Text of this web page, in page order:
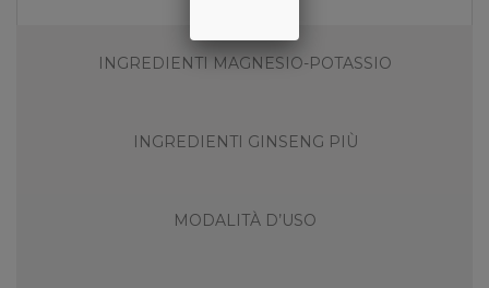
INGREDIENTI MAGNESIO-POTASSIO
INGREDIENTI GINSENG PIÙ
MODALITÀ D’USO